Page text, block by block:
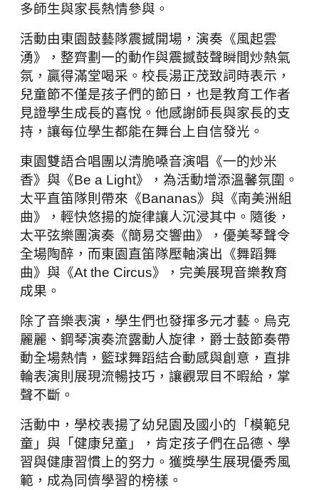
多師生與家長熱情參與。
活動由東園鼓藝隊震撼開場，演奏《風起雲
湧》，整齊劃一的動作與震撼鼓聲瞬間炒熱氣
氛，贏得滿堂喝采。校長湯正茂致詞時表示，
兒童節不僅是孩子們的節日，也是教育工作者
見證學生成長的喜悅。他感謝師長與家長的支
持，讓每位學生都能在舞台上自信發光。
東園雙語合唱團以清脆嗓音演唱《一的炒米
香》與《Be a Light》，為活動增添溫馨氛圍。
太平直笛隊則帶來《Bananas》與《南美洲組
曲》，輕快悠揚的旋律讓人沉浸其中。隨後，
太平弦樂團演奏《簡易交響曲》，優美琴聲令
全場陶醉，而東園直笛隊壓軸演出《舞蹈舞
曲》與《At the Circus》，完美展現音樂教育
成果。
除了音樂表演，學生們也發揮多元才藝。烏克
麗麗、鋼琴演奏流露動人旋律，爵士鼓節奏帶
動全場熱情，籃球舞蹈結合動感與創意，直排
輪表演則展現流暢技巧，讓觀眾目不暇給，掌
聲不斷。
活動中，學校表揚了幼兒園及國小的「模範兒
童」與「健康兒童」，肯定孩子們在品德、學
習與健康習慣上的努力。獲獎學生展現優秀風
範，成為同儕學習的榜樣。